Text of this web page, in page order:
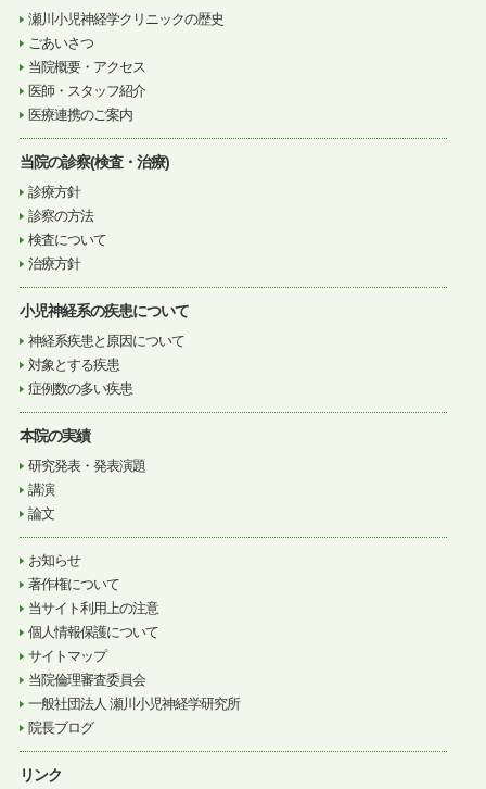
瀬川小児神経学クリニックの歴史
ごあいさつ
当院概要・アクセス
医師・スタッフ紹介
医療連携のご案内
当院の診察(検査・治療)
診療方針
診察の方法
検査について
治療方針
小児神経系の疾患について
神経系疾患と原因について
対象とする疾患
症例数の多い疾患
本院の実績
研究発表・発表演題
講演
論文
お知らせ
著作権について
当サイト利用上の注意
個人情報保護について
サイトマップ
当院倫理審査委員会
一般社団法人 瀬川小児神経学研究所
院長ブログ
リンク